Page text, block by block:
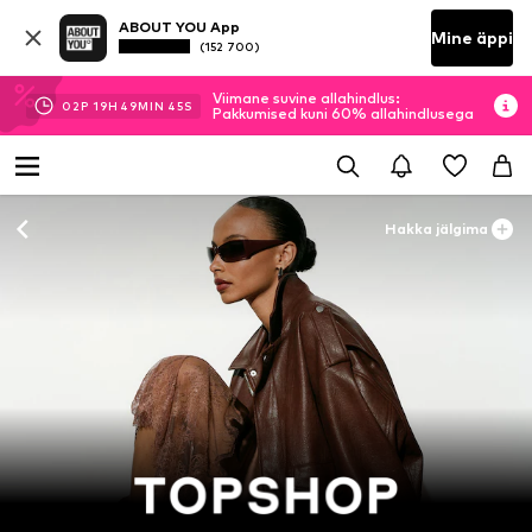
ABOUT YOU App
(152 700) Mine äppi
02P 19H 49MIN 43S
Viimane suvine allahindlus:
Pakkumised kuni 60% allahindlusega
Hakka jälgima